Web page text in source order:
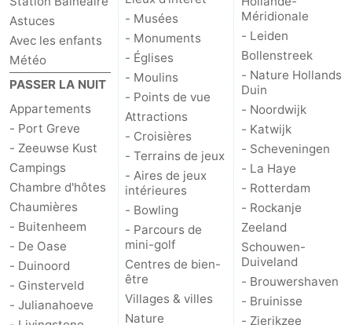
Méridionale
-
Leiden
Bollenstreek
Nature
Hollands
Duin
-
Noordwijk
-
Katwijk
-
Scheveningen
Haye
Rotterdam
-
Astuces
Avec les enfants
Météo
PASSER LA NUIT
Appartements
- Port Greve
- Zeeuwse Kust
Campings
Chambre d'hôtes
Chaumières
- Buitenheem
- De Oase
- Duinoord
- Ginsterveld
- Julianahoeve
- Musées
- Monuments
- Églises
- Moulins
- Points de vue
Attractions
- Croisières
- Terrains de jeux
- Aires de jeux
intérieures
- Bowling
- Parcours de
mini-golf
Centres de bien-
être
Villages & villes
Nature
Méridionale
- Leiden
Bollenstreek
- Nature Hollands
Duin
- Noordwijk
- Katwijk
- Scheveningen
- La Haye
- Rotterdam
- Rockanje
Zeeland
Schouwen-
Duiveland
- Brouwershaven
- Bruinisse
- Zierikzee